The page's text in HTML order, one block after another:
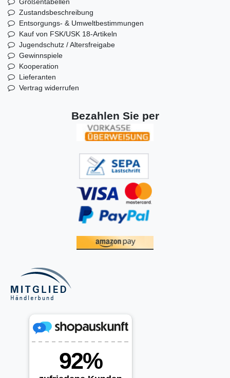
Zustandsbeschreibung
Entsorgungs- & Umweltbestimmungen
Kauf von FSK/USK 18-Artikeln
Jugendschutz / Altersfreigabe
Gewinnspiele
Kooperation
Lieferanten
Vertrag widerrufen
Bezahlen Sie per